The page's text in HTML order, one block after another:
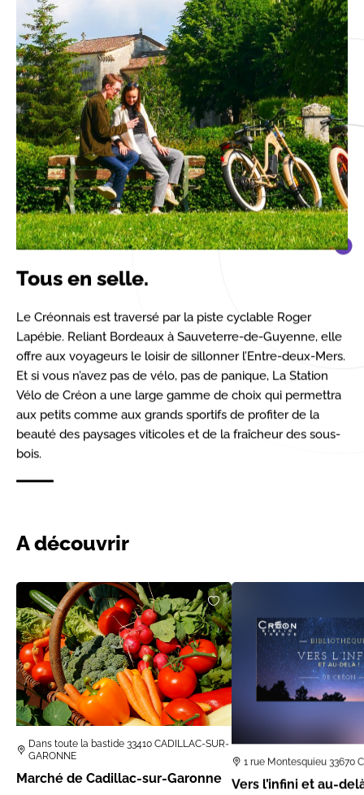
Tous en selle.
Le Créonnais est traversé par la piste cyclable Roger
Lapébie. Reliant Bordeaux à Sauveterre-de-Guyenne, elle
offre aux voyageurs le loisir de sillonner l’Entre-deux-Mers.
Et si vous n’avez pas de vélo, pas de panique, La Station
Vélo de Créon a une large gamme de choix qui permettra
aux petits comme aux grands sportifs de profiter de la
beauté des paysages viticoles et de la fraîcheur des sous-
bois.
A découvrir
Dans toute la bastide 33410 CADILLAC-SUR-
GARONNE
Marché de Cadillac-sur-Garonne
1 rue Montesquieu 33670
Vers l’infini et au-